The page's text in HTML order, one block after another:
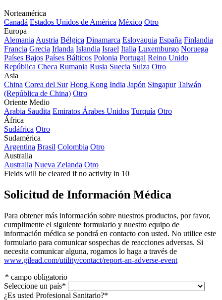
Norteamérica
Canadá Estados Unidos de América México Otro
Europa
Alemania Austria Bélgica Dinamarca Eslovaquia España Finlandia
Francia Grecia Irlanda Islandia Israel Italia Luxemburgo Noruega
Países Bajos Países Bálticos Polonia Portugal Reino Unido
República Checa Rumania Rusia Suecia Suiza Otro
Asia
China Corea del Sur Hong Kong India Japón Singapur Taiwán
(República de China) Otro
Oriente Medio
Arabia Saudita Emiratos Árabes Unidos Turquía Otro
África
Sudáfrica Otro
Sudamérica
Argentina Brasil Colombia Otro
Australia
Australia Nueva Zelanda Otro
Fields will be cleared if no activity in 10
Solicitud de Información Médica
Para obtener más información sobre nuestros productos, por favor,
cumplimente el siguiente formulario y nuestro equipo de
información médica se pondrá en contacto con usted. No utilice este
formulario para comunicar sospechas de reacciones adversas. Si
necesita comunicar alguna, rogamos lo haga a través de
www.gilead.com/utility/contact/report-an-adverse-event
* campo obligatorio
Seleccione un país*
¿Es usted Profesional Sanitario?*